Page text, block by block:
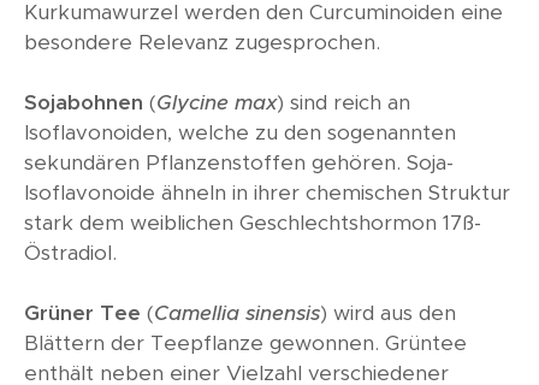
Kurkumawurzel werden den Curcuminoiden eine
besondere Relevanz zugesprochen.
Sojabohnen (Glycine max) sind reich an
Isoflavonoiden, welche zu den sogenannten
sekundären Pflanzenstoffen gehören. Soja-
Isoflavonoide ähneln in ihrer chemischen Struktur
stark dem weiblichen Geschlechtshormon 17ß-
Östradiol.
Grüner Tee (Camellia sinensis) wird aus den
Blättern der Teepflanze gewonnen. Grüntee
enthält neben einer Vielzahl verschiedener